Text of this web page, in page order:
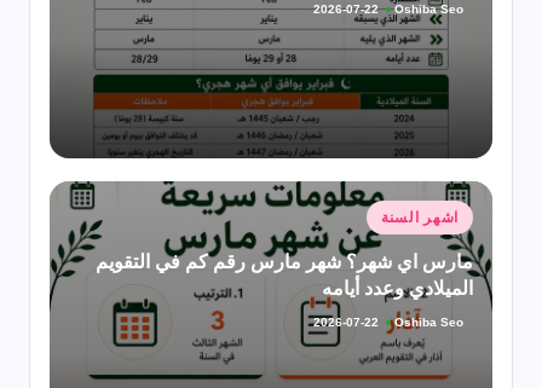
تمّ
النشر
بواسطة
Oshiba Seo
2026-07-22
نُشر
في
اشهر السنة
مارس اي شهر؟ شهر مارس رقم كم في التقويم
الميلادي وعدد أيامه
تمّ
بواسطة
Oshiba Seo
2026-07-22